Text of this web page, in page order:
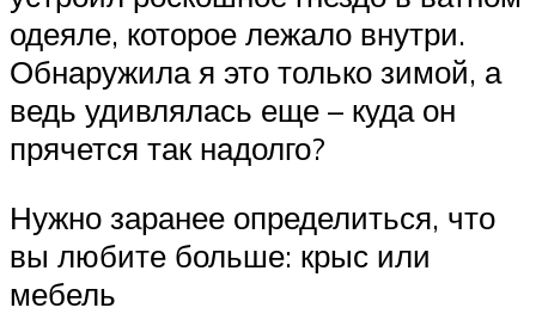
одеяле, которое лежало внутри.
Обнаружила я это только зимой, а
ведь удивлялась еще – куда он
прячется так надолго?
Нужно заранее определиться, что
вы любите больше: крыс или
мебель